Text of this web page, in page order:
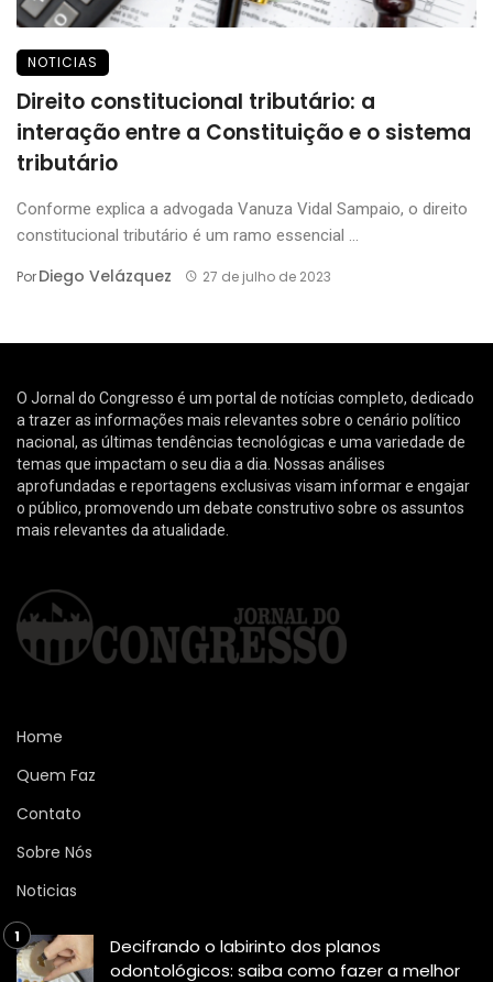
NOTICIAS
Direito constitucional tributário: a
interação entre a Constituição e o sistema
tributário
Conforme explica a advogada Vanuza Vidal Sampaio, o direito
constitucional tributário é um ramo essencial ...
PorDiego Velázquez 27 de julho de 2023
O Jornal do Congresso é um portal de notícias completo, dedicado
a trazer as informações mais relevantes sobre o cenário político
nacional, as últimas tendências tecnológicas e uma variedade de
temas que impactam o seu dia a dia. Nossas análises
aprofundadas e reportagens exclusivas visam informar e engajar
o público, promovendo um debate construtivo sobre os assuntos
mais relevantes da atualidade.
Home
Quem Faz
Contato
Sobre Nós
Noticias
Decifrando o labirinto dos planos
odontológicos: saiba como fazer a melhor